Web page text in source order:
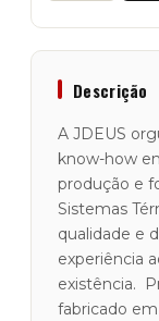
dos
Gases
de
Escape
"JDEUS"
Range
Rover
(L322)
3.0D
Descrição
A JDEUS
know-how
produção e
Sistemas
qualidade e
experiência
existência.
fabricado